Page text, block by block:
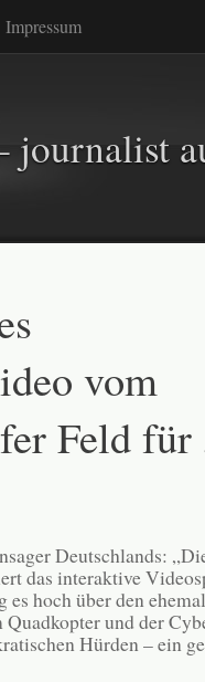
Impressum
journalist
vom
Feld
Deutschlands:
das interaktive
hoch über den
und der
Hürden – ein